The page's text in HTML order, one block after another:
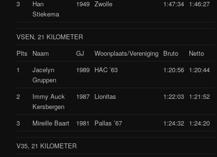
3
Han
Stiekema
1949 Zwolle 1:47:34 1:46:27
VSEN, 21 KILOMETER
Plts
Naam GJ Woonplaats/Vereniging Bruto
Netto
1
Jacelyn
Gruppen
1989 HAC ’63 1:20:56 1:20:44
2
Immy Auck
Kersbergen
1987 Lionitas 1:22:03 1:21:52
3 Mireille Baart 1981 Pallas ’67 1:24:32 1:24:20
V35, 21 KILOMETER